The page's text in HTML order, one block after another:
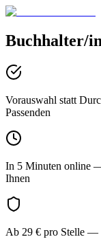
Buchhalter/in
Vorauswahl statt
Passenden
In 5 Minuten online —
Ihnen
Ab 29 € pro Stelle —